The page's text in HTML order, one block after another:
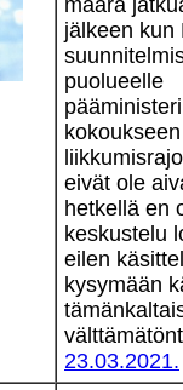
määrä
jälkeen kun
puolueelle
eivät ole
hetkellä en
keskustelu
eilen
kysymään
23.03.2021.